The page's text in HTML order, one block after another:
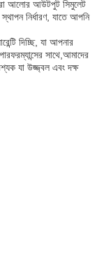
আলোর আউটপুট সিমুলেট
নির্ধারণ, যাতে আপনি
দিচ্ছি, যা আপনার
সাথে,আমাদের
যা উজ্জ্বল এবং দক্ষ